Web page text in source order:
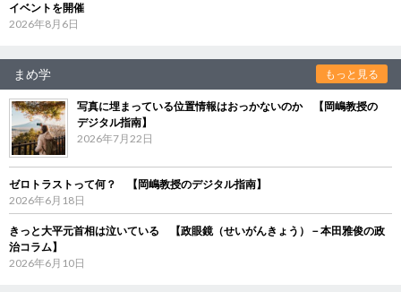
イベントを開催
2026年8月6日
まめ学 もっと見る
写真に埋まっている位置情報はおっかないのか 【岡嶋教授の
デジタル指南】
2026年7月22日
ゼロトラストって何？ 【岡嶋教授のデジタル指南】
2026年6月18日
きっと大平元首相は泣いている 【政眼鏡（せいがんきょう）－本田雅俊の政
治コラム】
2026年6月10日